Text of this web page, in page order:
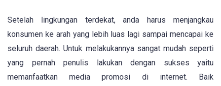
Setelah lingkungan terdekat, anda harus menjangkau
konsumen ke arah yang lebih luas lagi sampai mencapai ke
seluruh daerah. Untuk melakukannya sangat mudah seperti
yang pernah penulis lakukan dengan sukses yaitu
memanfaatkan media promosi di internet. Baik